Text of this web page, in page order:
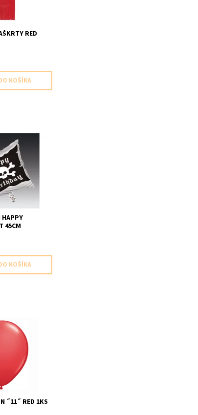
RED
stvorca
velkost 45cm
HAPPY
45CM
cervena 1ks
dodavame
˝11˝ RED 1KS